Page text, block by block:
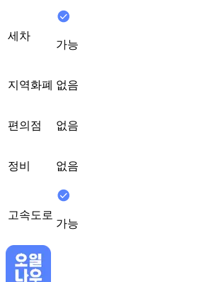
세차
가능
지역화폐 없음
편의점 없음
정비 없음
고속도로
가능